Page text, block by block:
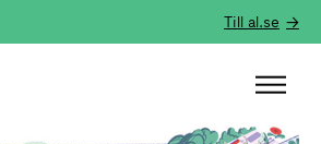
Till al.se